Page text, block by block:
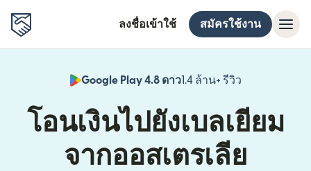
ลงชื่อเข้าใช้ สมัครใช้งาน
Google Play 4.8 ดาว1.4 ล้าน+ รีวิว
(เปิดในหน้าต่
โอนเงินไปยังเบลเยียม
จากออสเตรเลีย